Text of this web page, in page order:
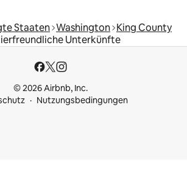
Staaten Washington King County
Unterkünfte
© 2026 Airbnb, Inc.
Nutzungsbedingungen